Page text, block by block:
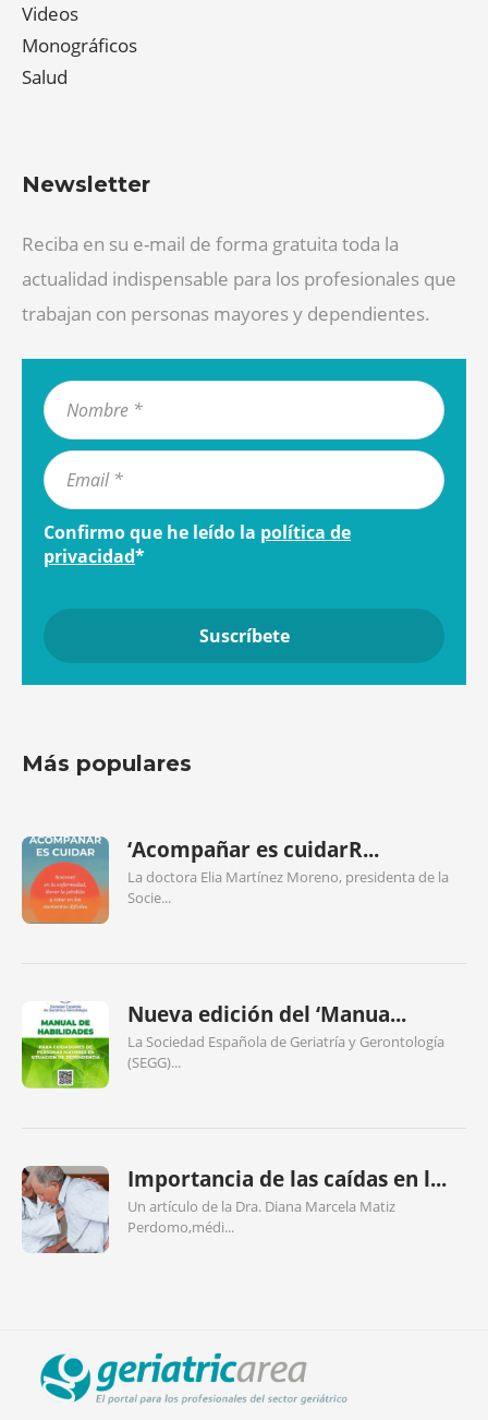
Videos
Monográficos
Salud
Newsletter
Reciba en su e-mail de forma gratuita toda la
actualidad indispensable para los profesionales que
trabajan con personas mayores y dependientes.
Confirmo que he leído la política de
privacidad*
Más populares
‘Acompañar es cuidarR...
La doctora Elia Martínez Moreno, presidenta de la
Socie...
Nueva edición del ‘Manua...
La Sociedad Española de Geriatría y Gerontología
(SEGG)...
Importancia de las caídas en l...
Un artículo de la Dra. Diana Marcela Matiz
Perdomo,médi...